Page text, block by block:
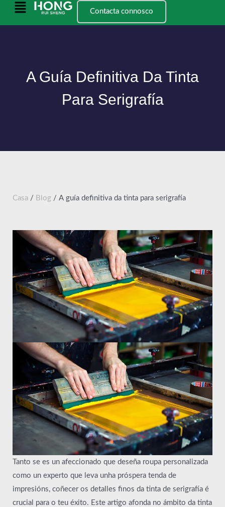
Menú
Contacta connosco
A Guía Definitiva Da Tinta
Para Serigrafía
Casa / Blog / A guía definitiva da tinta para serigrafía
Tanto se es un afeccionado que deseña roupa personalizada
como un experto que leva unha próspera tenda de
impresións, coñecer os detalles finos da tinta de serigrafía é
crucial para o teu éxito. Este artigo afonda no ámbito da tinta